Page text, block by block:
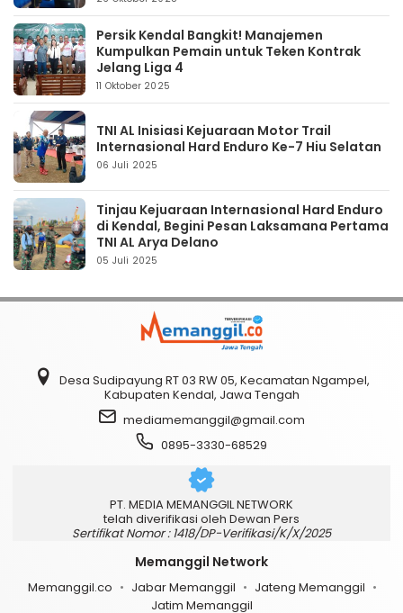
Persik Kendal Bangkit! Manajemen
Kumpulkan Pemain untuk Teken Kontrak
Jelang Liga 4
11 Oktober 2025
TNI AL Inisiasi Kejuaraan Motor Trail
Internasional Hard Enduro Ke-7 Hiu Selatan
06 Juli 2025
Tinjau Kejuaraan Internasional Hard Enduro
di Kendal, Begini Pesan Laksamana Pertama
TNI AL Arya Delano
05 Juli 2025
Desa Sudipayung RT 03 RW 05, Kecamatan Ngampel,
Kabupaten Kendal, Jawa Tengah
mediamemanggil@gmail.com
0895-3330-68529
PT. MEDIA MEMANGGIL NETWORK
telah diverifikasi oleh Dewan Pers
Sertifikat Nomor : 1418/DP-Verifikasi/K/X/2025
Memanggil Network
Memanggil.co Jabar Memanggil
Jateng Memanggil
Jatim Memanggil